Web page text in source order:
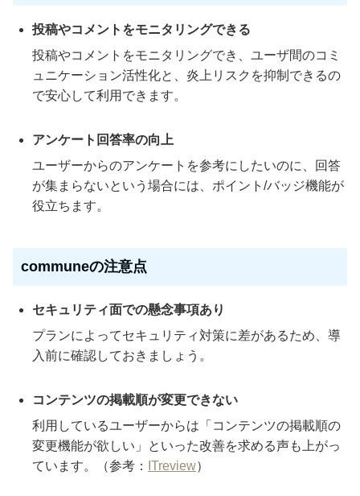
投稿やコメントをモニタリングできる
投稿やコメントをモニタリングでき、ユーザ間のコミ
ュニケーション活性化と、炎上リスクを抑制できるの
で安心して利用できます。
アンケート回答率の向上
ユーザーからのアンケートを参考にしたいのに、回答
が集まらないという場合には、ポイント/バッジ機能が
役立ちます。
communeの注意点
セキュリティ面での懸念事項あり
プランによってセキュリティ対策に差があるため、導
入前に確認しておきましょう。
コンテンツの掲載順が変更できない
利用しているユーザーからは「コンテンツの掲載順の
変更機能が欲しい」といった改善を求める声も上がっ
ています。（参考：
ITreview）